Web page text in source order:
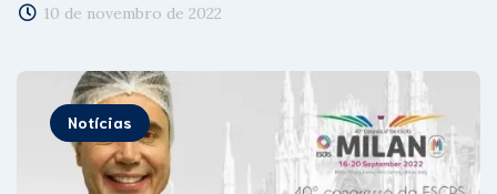
10 de novembro de 2022
Notícias